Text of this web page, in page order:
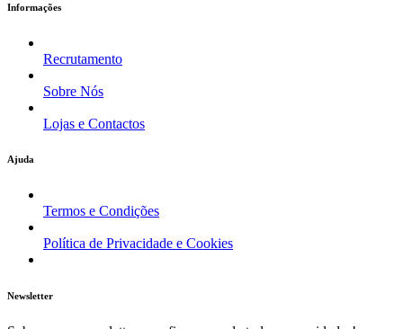
Informações
Recrutamento
Sobre Nós
Lojas e Contactos
Ajuda
Termos e Condições
Política de Privacidade e Cookies
Newsletter